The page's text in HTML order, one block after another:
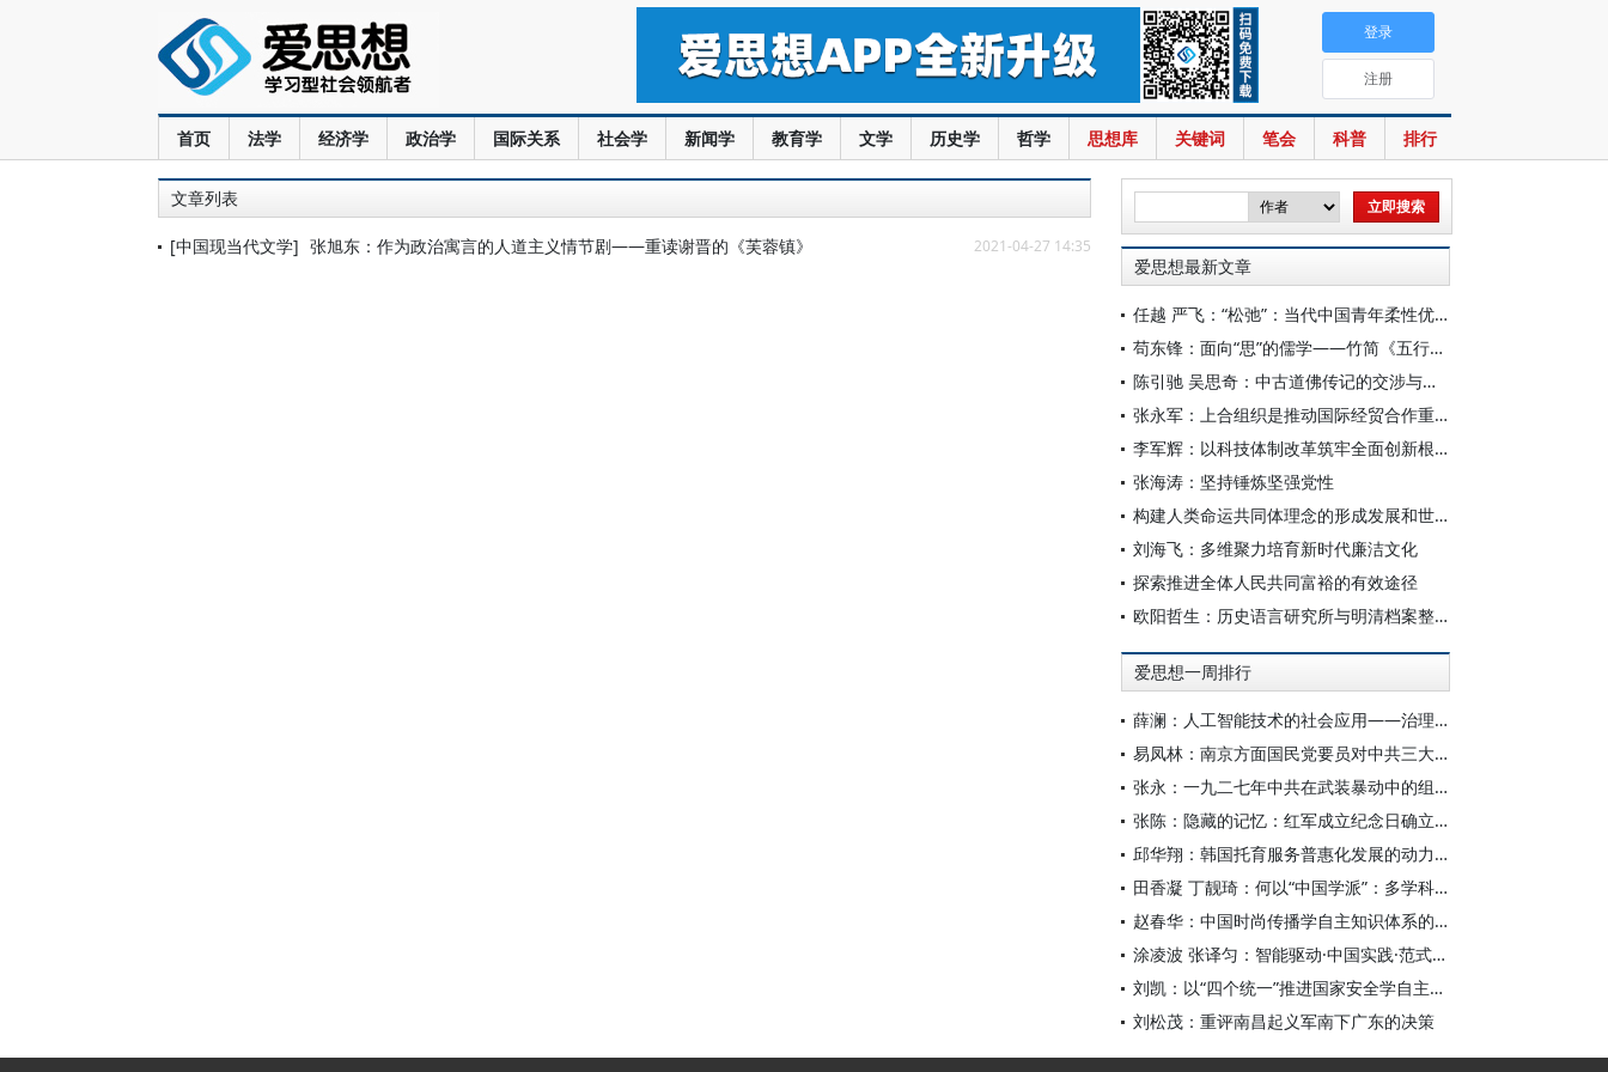
首页 法学 经济学 政治学 国际关系 社会学 新闻学 教育学 文学 历史学 哲学 思想库 关键词 笔会 科普 排行
登录
注册
文章列表
[中国现当代文学] 张旭东：作为政治寓言的人道主义情节剧——重读谢晋的《芙蓉镇》 2021-04-27 14:35
爱思想最新文章
任越 严飞：“松弛”：当代中国青年柔性优绩主义
苟东锋：面向“思”的儒学——竹简《五行》中的三“思”论
陈引驰 吴思奇：中古道佛传记的交涉与互融
张永军：上合组织是推动国际经贸合作重要力量
李军辉：以科技体制改革筑牢全面创新根基
张海涛：坚持锤炼坚强党性
构建人类命运共同体理念的形成发展和世界意义
刘海飞：多维聚力培育新时代廉洁文化
探索推进全体人民共同富裕的有效途径
欧阳哲生：历史语言研究所与明清档案整理工作（1928-1949年）
爱思想一周排行
薛澜：人工智能技术的社会应用——治理挑战
易凤林：南京方面国民党要员对中共三大起义的反应
张永：一九二七年中共在武装暴动中的组织转型
张陈：隐藏的记忆：红军成立纪念日确立前中共对南昌起义的纪念
邱华翔：韩国托育服务普惠化发展的动力机制、制度路径与政策效应
田香凝 丁靓琦：何以“中国学派”：多学科视野下中国特色新闻传播学建设的研究
赵春华：中国时尚传播学自主知识体系的内在逻辑与实践路径
涂凌波 张译匀：智能驱动·中国实践·范式创新：“构建中国新闻传播学自主知识体系”专题研讨会综述
刘凯：以“四个统一”推进国家安全学自主知识体系构建
刘松茂：重评南昌起义军南下广东的决策